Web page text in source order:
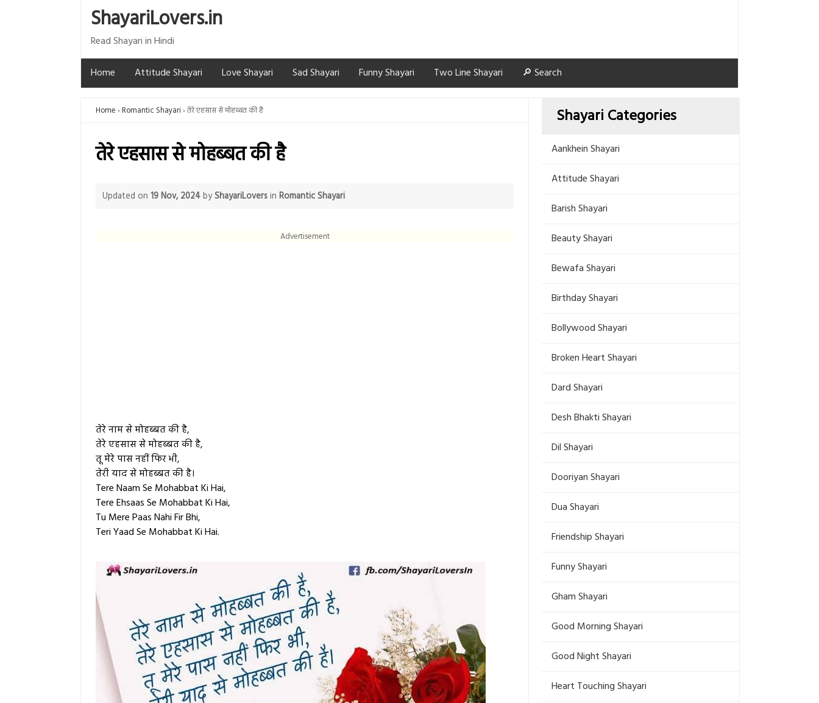
ShayariLovers.in
Read Shayari in Hindi
Home
Attitude Shayari Love Shayari Sad Shayari Funny Shayari Two Line Shayari 🔎 Search
Home Romantic Shayari तेरे एहसास से मोहब्बत की है
तेरे एहसास से मोहब्बत की है
Updated on 19 Nov, 2024byShayariLoversin Romantic Shayari
Advertisement
तेरे नाम से मोहब्बत की है,
तेरे एहसास से मोहब्बत की है,
तू मेरे पास नहीं फिर भी,
तेरी याद से मोहब्बत की है।
Tere Naam Se Mohabbat Ki Hai,
Tere Ehsaas Se Mohabbat Ki Hai,
Tu Mere Paas Nahi Fir Bhi,
Teri Yaad Se Mohabbat Ki Hai.
Shayari Categories
Aankhein Shayari
Attitude Shayari
Barish Shayari
Beauty Shayari
Bewafa Shayari
Birthday Shayari
Bollywood Shayari
Broken Heart Shayari
Dard Shayari
Desh Bhakti Shayari
Dil Shayari
Dooriyan Shayari
Dua Shayari
Friendship Shayari
Funny Shayari
Gham Shayari
Good Morning Shayari
Good Night Shayari
Heart Touching Shayari